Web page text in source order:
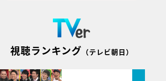
視聴ランキング （テレビ朝日）